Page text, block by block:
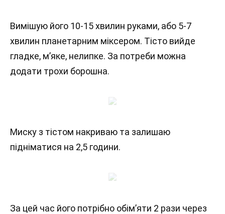
Вимішую його 10-15 хвилин руками, або 5-7
хвилин планетарним міксером. Тісто вийде
гладке, м’яке, нелипке. За потреби можна
додати трохи борошна.
Миску з тістом накриваю та залишаю
підніматися на 2,5 години.
За цей час його потрібно обім’яти 2 рази через